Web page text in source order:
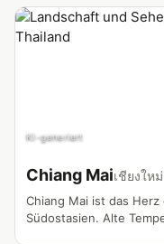
KI-generiert
Chiang Maiเชียงใหม่
Chiang Mai ist das
Südostasien. Alte